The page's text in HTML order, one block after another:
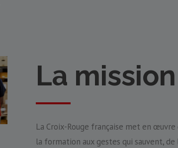
La mission
La Croix-Rouge française met en œuvre
la formation aux gestes qui sauvent,